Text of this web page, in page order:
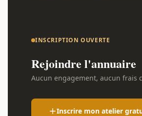
INSCRIPTION OUVERTE
Rejoindre l'annuaire
Aucun engagement, aucun frais
Inscrire mon atelier